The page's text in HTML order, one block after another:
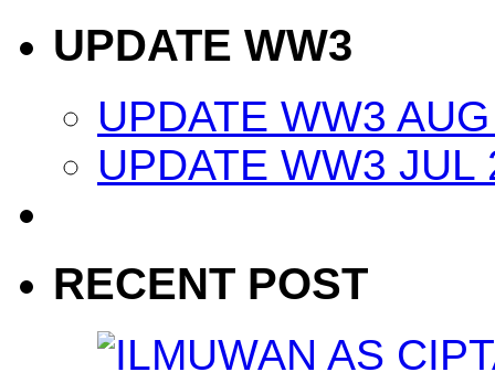
UPDATE WW3
UPDATE WW3
UPDATE WW3 JUL
RECENT POST